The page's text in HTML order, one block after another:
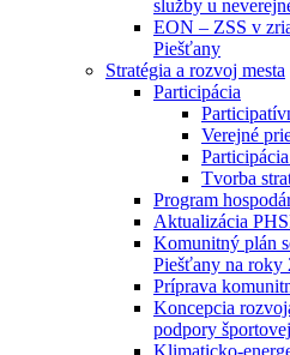
služby u
EON – ZSS v
Piešťany
Stratégia a rozvoj mesta
Participácia
Verejné
Tvorba
Program
Aktualizácia
Komunitný plán
Piešťany na roky
Príprava
Koncepcia
podpory
Klimaticko-